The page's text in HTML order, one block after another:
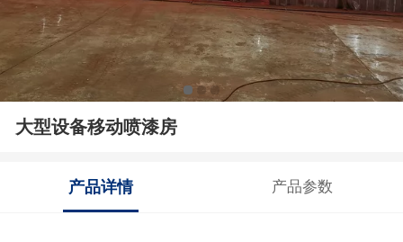
大型设备移动喷漆房
产品详情 产品参数